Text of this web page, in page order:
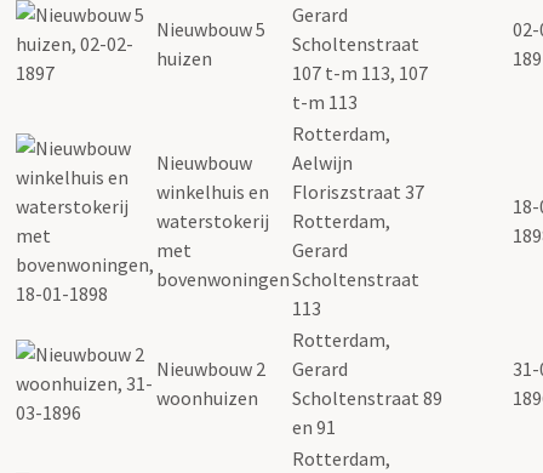
Nieuwbouw 5
huizen
Gerard
Scholtenstraat
107 t-m 113, 107
t-m 113
Nieuwbouw
winkelhuis en
waterstokerij
met
bovenwoningen
Rotterdam,
Aelwijn
Floriszstraat 37
Rotterdam,
Gerard
Scholtenstraat
113
Nieuwbouw 2
woonhuizen
Rotterdam,
Gerard
Scholtenstraat 89
en 91
Rotterdam,